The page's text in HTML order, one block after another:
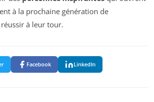
à la prochaine génération de
à leur tour.
Facebook LinkedIn